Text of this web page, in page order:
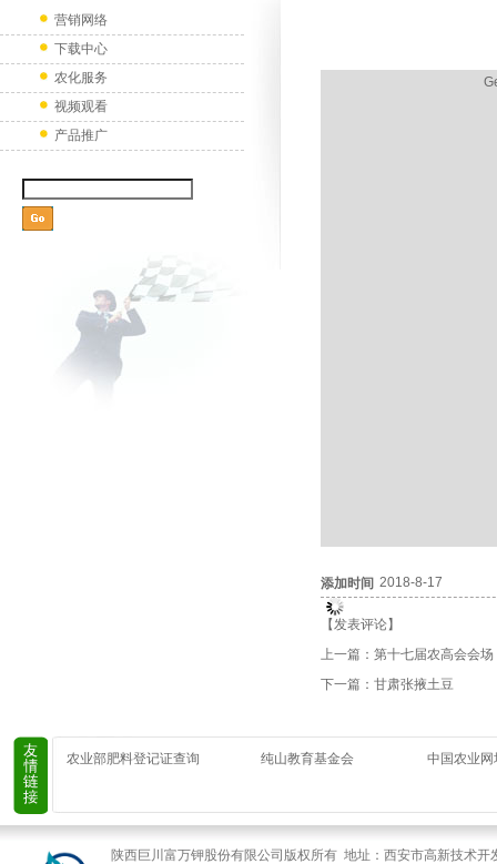
营销网络
下载中心
农化服务
视频观看
产品推广
添加时间 2018-8-17
【发表评论】
上一篇： 第十七届农高会会场
下一篇： 甘肃张掖土豆
农业部肥料登记证查询 纯山教育基金会 中国农业
陕西巨川富万钾股份有限公司版权所有 地址：西安市高新技术